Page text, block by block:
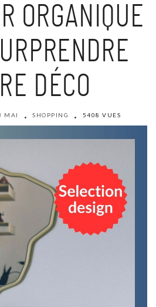
ORGANIQUE
DÉCO
MAI SHOPPING 5408 VUES